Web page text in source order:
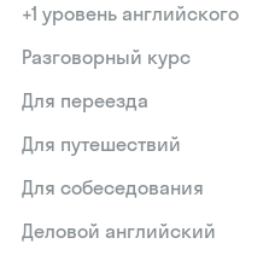
+1 уровень английского
Разговорный курс
Для переезда
Для путешествий
Для собеседования
Деловой английский